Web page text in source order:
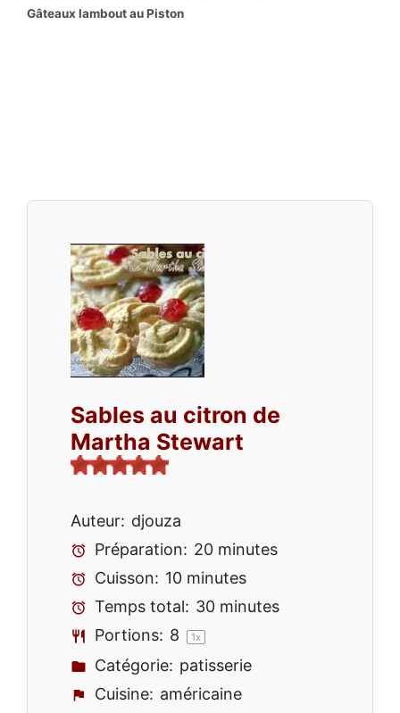
Gâteaux lambout au Piston
Sables au citron de
Martha Stewart
Auteur: djouza
Préparation: 20 minutes
Cuisson: 10 minutes
Temps total: 30 minutes
Portions: 8 1x
Catégorie: patisserie
Cuisine: américaine